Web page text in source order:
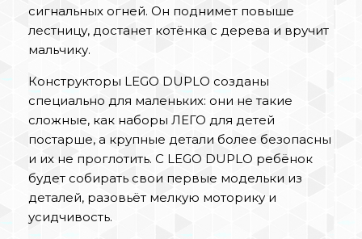
сигнальных огней. Он поднимет повыше
лестницу, достанет котёнка с дерева и вручит
мальчику.
Конструкторы LEGO DUPLO созданы
специально для маленьких: они не такие
сложные, как наборы ЛЕГО для детей
постарше, а крупные детали более безопасны
и их не проглотить. С LEGO DUPLO ребёнок
будет собирать свои первые модельки из
деталей, разовьёт мелкую моторику и
усидчивость.